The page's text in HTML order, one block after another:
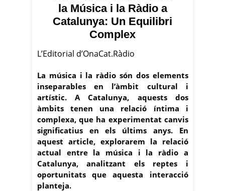
la Música i la Ràdio a
Catalunya: Un Equilibri
Complex
L’Editorial d’OnaCat.Ràdio
La música i la ràdio són dos elements
inseparables en l’àmbit cultural i
artístic. A Catalunya, aquests dos
àmbits tenen una relació íntima i
complexa, que ha experimentat canvis
significatius en els últims anys. En
aquest article, explorarem la relació
actual entre la música i la ràdio a
Catalunya, analitzant els reptes i
oportunitats que aquesta interacció
planteja.